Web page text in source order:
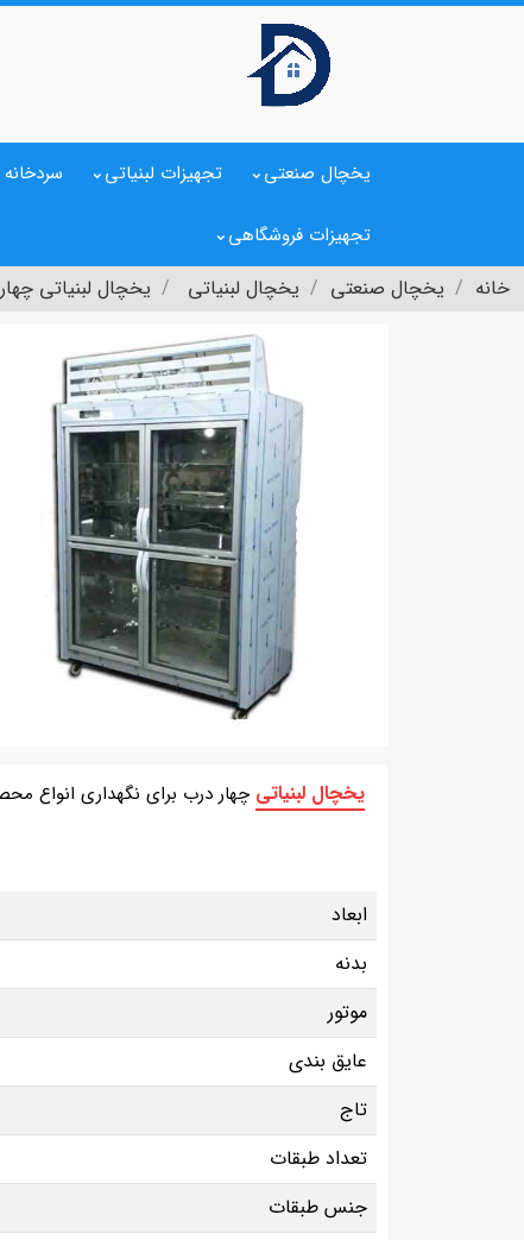
یخچال صنعتی تجهیزات لبنیاتی
تجهیزات فروشگاهی
خانه یخچال صنعتی یخچال لبنیاتی یخچال لبنیاتی
یخچال لبنیاتی چهار درب برای نگهداری انواع
ابعاد
بدنه
موتور
عایق بندی
تاج
تعداد طبقات
جنس طبقات